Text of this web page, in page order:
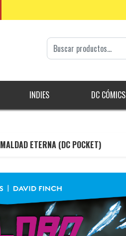
INDIES DC CÓMICS
MALDAD ETERNA (DC POCKET)